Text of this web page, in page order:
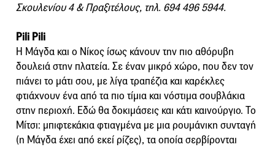
Σκουλενίου 4 & Πραξιτέλους, τηλ. 694 496 5944.
Pili Pili
Η Μάγδα και ο Νίκος ίσως κάνουν την πιο αθόρυβη
δουλειά στην πλατεία. Σε έναν μικρό χώρο, που δεν τον
πιάνει το μάτι σου, με λίγα τραπέζια και καρέκλες
φτιάχνουν ένα από τα πιο τίμια και νόστιμα σουβλάκια
στην περιοχή. Εδώ θα δοκιμάσεις και κάτι καινούργιο. Το
Μίτσι: μπιφτεκάκια φτιαγμένα με μια ρουμάνικη συνταγή
(η Μάγδα έχει από εκεί ρίζες), τα οποία σερβίρονται